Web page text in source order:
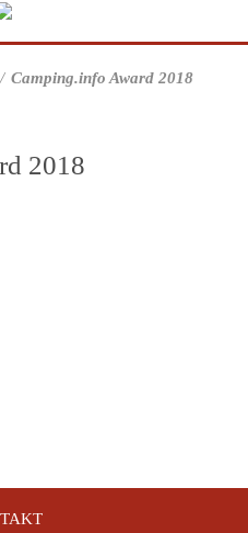
Camping.info Award 2018
2018